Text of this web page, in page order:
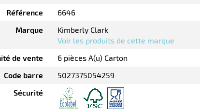
Référence
6646
Marque
Kimberly Clark
Voir les produits de cette marque
de vente
6 pièces A(u) Carton
Code barre
5027375054259
Sécurité